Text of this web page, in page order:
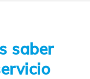
saber